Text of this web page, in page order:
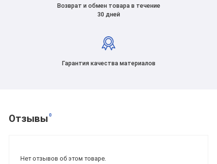
Возврат и обмен товара в течение
30 дней
Гарантия качества материалов
Отзывы 0
Нет отзывов об этом товаре.